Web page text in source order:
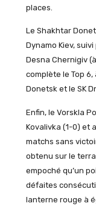
places.
Le Shakhtar
Dynamo Kiev,
Desna Chernigiv
complète le Top 6,
Donetsk et le SK
Enfin, le Vorskla
Kovalivka (1-0) et
matchs sans
obtenu sur le
empoché qu’un
défaites
lanterne rouge à